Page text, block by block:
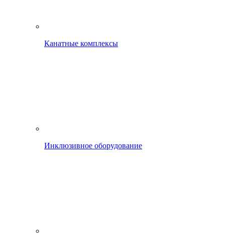
Канатные комплексы
Инклюзивное оборудование